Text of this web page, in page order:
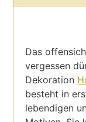
Das
vergessen
Dekoration
besteht in
lebendigen